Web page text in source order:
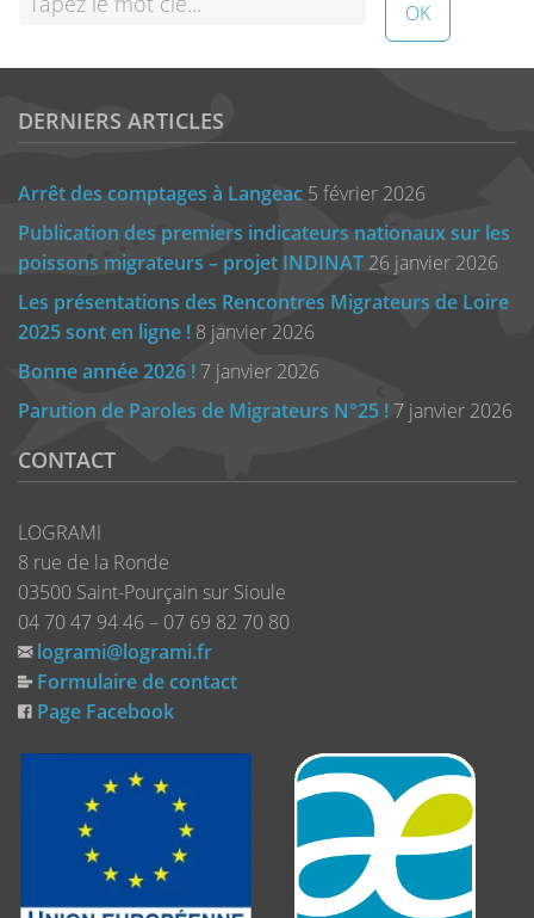
DERNIERS ARTICLES
Arrêt des comptages à Langeac 5 février 2026
Publication des premiers indicateurs nationaux sur les
poissons migrateurs – projet INDINAT 26 janvier 2026
Les présentations des Rencontres Migrateurs de Loire
2025 sont en ligne ! 8 janvier 2026
Bonne année 2026 ! 7 janvier 2026
Parution de Paroles de Migrateurs N°25 ! 7 janvier 2026
CONTACT
LOGRAMI
8 rue de la Ronde
03500 Saint-Pourçain sur Sioule
04 70 47 94 46 – 07 69 82 70 80
logrami@logrami.fr
Formulaire de contact
Page Facebook